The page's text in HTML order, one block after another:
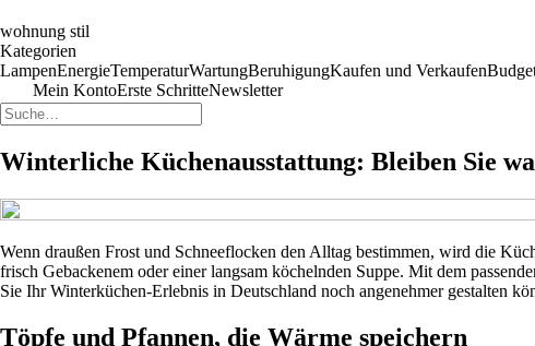
wohnung stil
Kategorien
LampenEnergieTemperaturWartungBeruhigungKaufen und Verkaufen
Mein KontoErste SchritteNewsletter
Winterliche Küchenausstattung: Bleiben Sie
Wenn draußen Frost und Schneeflocken den Alltag bestimmen, wird die
frisch Gebackenem oder einer langsam köchelnden Suppe. Mit dem
Sie Ihr Winterküchen-Erlebnis in Deutschland noch angenehmer gestalten
Töpfe und Pfannen, die Wärme speichern